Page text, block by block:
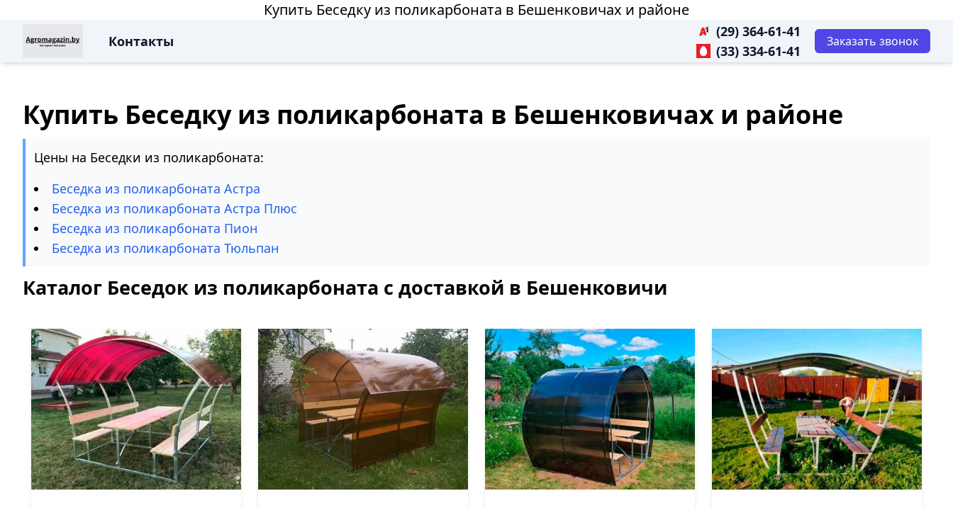
Купить Беседку из поликарбоната в Бешенковичах и районе
Контакты
(29) 364-61-41
(33) 334-61-41
Заказать звонок
Купить Беседку из поликарбоната в Бешенковичах и районе
Цены на Беседки из поликарбоната:
Беседка из поликарбоната Астра
Беседка из поликарбоната Астра Плюс
Беседка из поликарбоната Пион
Беседка из поликарбоната Тюльпан
Каталог Беседок из поликарбоната с доставкой в Бешенковичи